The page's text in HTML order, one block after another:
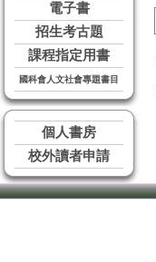
電子書
招生考古題
課程指定用書
國科會人文社會專題書目
個人書房
校外讀者申請